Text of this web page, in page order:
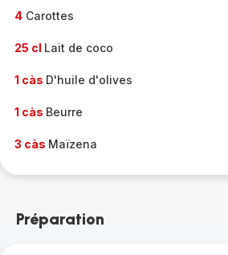
4 Carottes
25 cl Lait de coco
1 càs D'huile d'olives
1 càs Beurre
3 càs Maïzena
Préparation